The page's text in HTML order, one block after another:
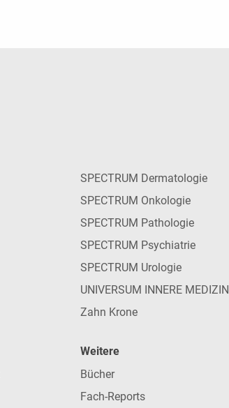
SPECTRUM Dermatologie
SPECTRUM Onkologie
SPECTRUM Pathologie
SPECTRUM Psychiatrie
SPECTRUM Urologie
UNIVERSUM INNERE MEDIZIN
Zahn Krone
Weitere
Bücher
Fach-Reports